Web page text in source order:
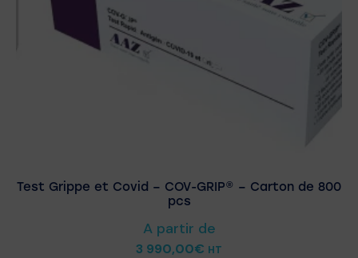
Test Grippe et Covid – COV-GRIP® – Carton de 800
pcs
A partir de
3 990,00€ HT